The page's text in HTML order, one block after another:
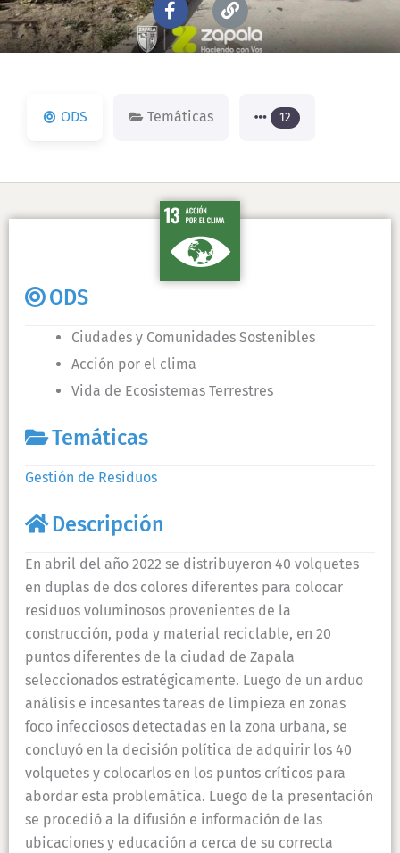
a
c
e
o
k
i
n
k
ODS Temáticas 12
ODS
Ciudades y Comunidades Sostenibles
Acción por el clima
Vida de Ecosistemas Terrestres
Temáticas
Gestión de Residuos
Descripción
En abril del año 2022 se distribuyeron 40 volquetes
en duplas de dos colores diferentes para colocar
residuos voluminosos provenientes de la
construcción, poda y material reciclable, en 20
puntos diferentes de la ciudad de Zapala
seleccionados estratégicamente. Luego de un arduo
análisis e incesantes tareas de limpieza en zonas
foco infecciosos detectadas en la zona urbana, se
concluyó en la decisión política de adquirir los 40
volquetes y colocarlos en los puntos críticos para
abordar esta problemática. Luego de la presentación
se procedió a la difusión e información de las
ubicaciones y educación a cerca de su correcta